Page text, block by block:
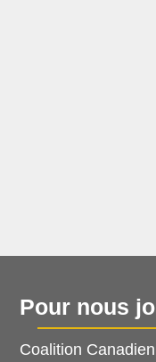
Pour nous
Coalition